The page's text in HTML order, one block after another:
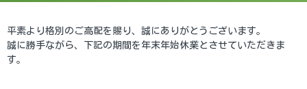
平素より格別のご高配を賜り、誠にありがとうございます。
誠に勝手ながら、下記の期間を年末年始休業とさせていただきま
す。